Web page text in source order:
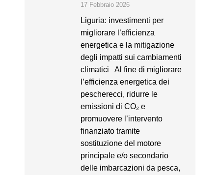
17 Febbraio 2026
Liguria: investimenti per
migliorare l’efficienza
energetica e la mitigazione
degli impatti sui cambiamenti
climatici Al fine di migliorare
l’efficienza energetica dei
pescherecci, ridurre le
emissioni di CO₂ e
promuovere l’intervento
finanziato tramite
sostituzione del motore
principale e/o secondario
delle imbarcazioni da pesca,